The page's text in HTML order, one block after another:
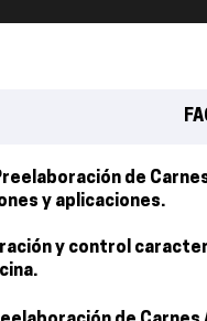
de
y aplicaciones.
y control